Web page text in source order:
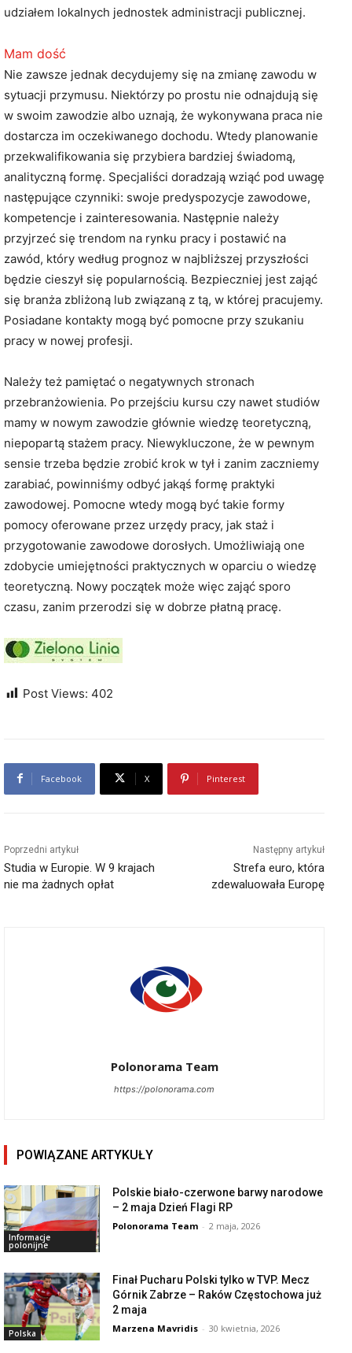
udziałem lokalnych jednostek administracji publicznej.
Mam dość
Nie zawsze jednak decydujemy się na zmianę zawodu w
sytuacji przymusu. Niektórzy po prostu nie odnajdują się
w swoim zawodzie albo uznają, że wykonywana praca nie
dostarcza im oczekiwanego dochodu. Wtedy planowanie
przekwalifikowania się przybiera bardziej świadomą,
analityczną formę. Specjaliści doradzają wziąć pod uwagę
następujące czynniki: swoje predyspozycje zawodowe,
kompetencje i zainteresowania. Następnie należy
przyjrzeć się trendom na rynku pracy i postawić na
zawód, który według prognoz w najbliższej przyszłości
będzie cieszył się popularnością. Bezpieczniej jest zająć
się branża zbliżoną lub związaną z tą, w której pracujemy.
Posiadane kontakty mogą być pomocne przy szukaniu
pracy w nowej profesji.
Należy też pamiętać o negatywnych stronach
przebranżowienia. Po przejściu kursu czy nawet studiów
mamy w nowym zawodzie głównie wiedzę teoretyczną,
niepopartą stażem pracy. Niewykluczone, że w pewnym
sensie trzeba będzie zrobić krok w tył i zanim zaczniemy
zarabiać, powinniśmy odbyć jakąś formę praktyki
zawodowej. Pomocne wtedy mogą być takie formy
pomocy oferowane przez urzędy pracy, jak staż i
przygotowanie zawodowe dorosłych. Umożliwiają one
zdobycie umiejętności praktycznych w oparciu o wiedzę
teoretyczną. Nowy początek może więc zająć sporo
czasu, zanim przerodzi się w dobrze płatną pracę.
Post Views: 402
Facebook X Pinterest
Poprzedni artykuł
Studia w Europie. W 9 krajach
nie ma żadnych opłat
Następny artykuł
Strefa euro, która
zdewaluowała Europę
Polonorama Team
https://polonorama.com
POWIĄZANE ARTYKUŁY
Informacje
polonijne
Polskie biało-czerwone barwy narodowe
– 2 maja Dzień Flagi RP
Polonorama Team - 2 maja, 2026
Polska
Finał Pucharu Polski tylko w TVP. Mecz
Górnik Zabrze – Raków Częstochowa już
2 maja
Marzena Mavridis - 30 kwietnia, 2026